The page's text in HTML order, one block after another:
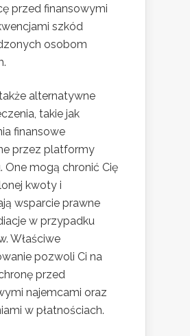
przed finansowymi
szkód
osobom
alternatywne
takie jak
finansowe
przez platformy
One mogą chronić Cię
kwoty i
wsparcie prawne
w przypadku
Właściwe
pozwoli Ci na
przed
najemcami oraz
w płatnościach.